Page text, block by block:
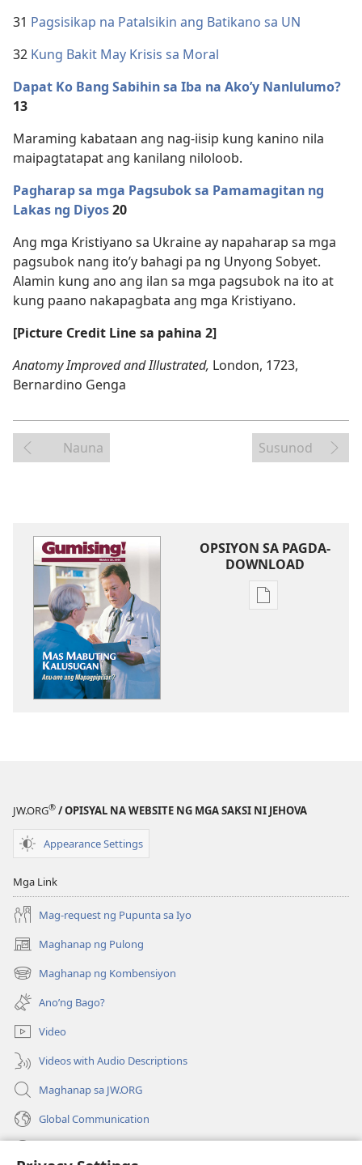
31 Pagsisikap na Patalsikin ang Batikano sa UN
32 Kung Bakit May Krisis sa Moral
Dapat Ko Bang Sabihin sa Iba na Ako’y Nanlulumo?
13
Maraming kabataan ang nag-iisip kung kanino nila
maipagtatapat ang kanilang niloloob.
Pagharap sa mga Pagsubok sa Pamamagitan ng
Lakas ng Diyos20
Ang mga Kristiyano sa Ukraine ay napaharap sa mga
pagsubok nang ito’y bahagi pa ng Unyong Sobyet.
Alamin kung ano ang ilan sa mga pagsubok na ito at
kung paano nakapagbata ang mga Kristiyano.
[Picture Credit Line sa pahina 2]
Anatomy Improved and Illustrated, London, 1723,
Bernardino Genga
Nauna Susunod
OPSIYON SA PAGDA-
DOWNLOAD
Opsiyon
JW.ORG® / OPISYAL NA WEBSITE NG MGA SAKSI NI JEHOVA
Appearance Settings
Mga Link
Mag-request ng Pupunta sa Iyo
Maghanap ng Pulong
(may
bubukas
na
bagong
window)
Maghanap ng Kombensiyon
(may
bubukas
na
bagong
window)
Ano’ng Bago?
Video
Videos with Audio Descriptions
Maghanap sa JW.ORG
Global Communication